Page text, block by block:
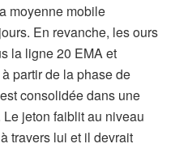
moyenne mobile
En revanche, les ours
la ligne 20 EMA et
partir de la phase de
consolidée dans une
jeton faiblit au niveau
travers lui et il devrait